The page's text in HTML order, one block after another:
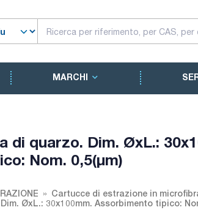
MARCHI
di quarzo. Dim. ØxL.:
Nom. 0,5(µm)
Cartucce di estrazione in
ØxL.: 30x100mm. Assorbimento tipico: